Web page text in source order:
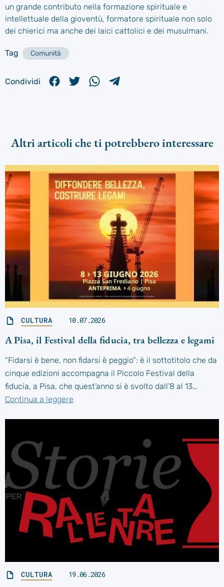
un grande contributo nella formazione spirituale e
intellettuale della gioventù, formatore spirituale non solo
dei chierici ma anche dei laici cattolici e dei musulmani.
Tag Comunità
Condividi
Altri articoli che ti potrebbero interessare
CULTURA 10.07.2026
A Pisa, il Festival della fiducia, tra bellezza e legami
“Fidarsi è bene, non fidarsi è peggio”: è il sottotitolo che da
cinque edizioni accompagna il Piccolo Festival della
fiducia, a Pisa, che quest’anno si è svolto dall’8 al 13…
Continua a leggere
CULTURA 19.06.2026